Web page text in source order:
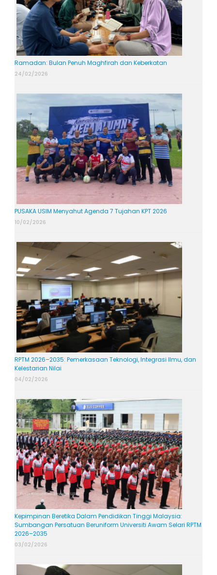
Ramadan: Bulan Penuh Maghfirah dan Keberkatan
24/02/2026
PUSAKA USIM Menyahut Agenda 7 Tujahan KPT 2026
10/02/2026
RPTM 2026–2035: Pemerkasaan Teknologi, Integrasi Ilmu, dan
Kelestarian Nilai
04/02/2026
Kepimpinan Beretika Dalam Pendidikan Tinggi Malaysia:
Sumbangan Persatuan Beruniform Universiti Awam Selari RPTM
2026–2035
03/02/2026